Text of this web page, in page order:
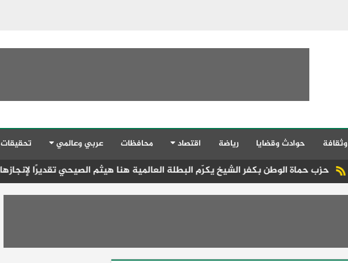
حوادث وقضايا رياضة اقتصاد محافظات عربي وعالمي تحقيقات
الوطن بكفر الشيخ يكرّم البطلة العالمية هنا هيثم الصيحي تقديرًا لإنجازها المشرف